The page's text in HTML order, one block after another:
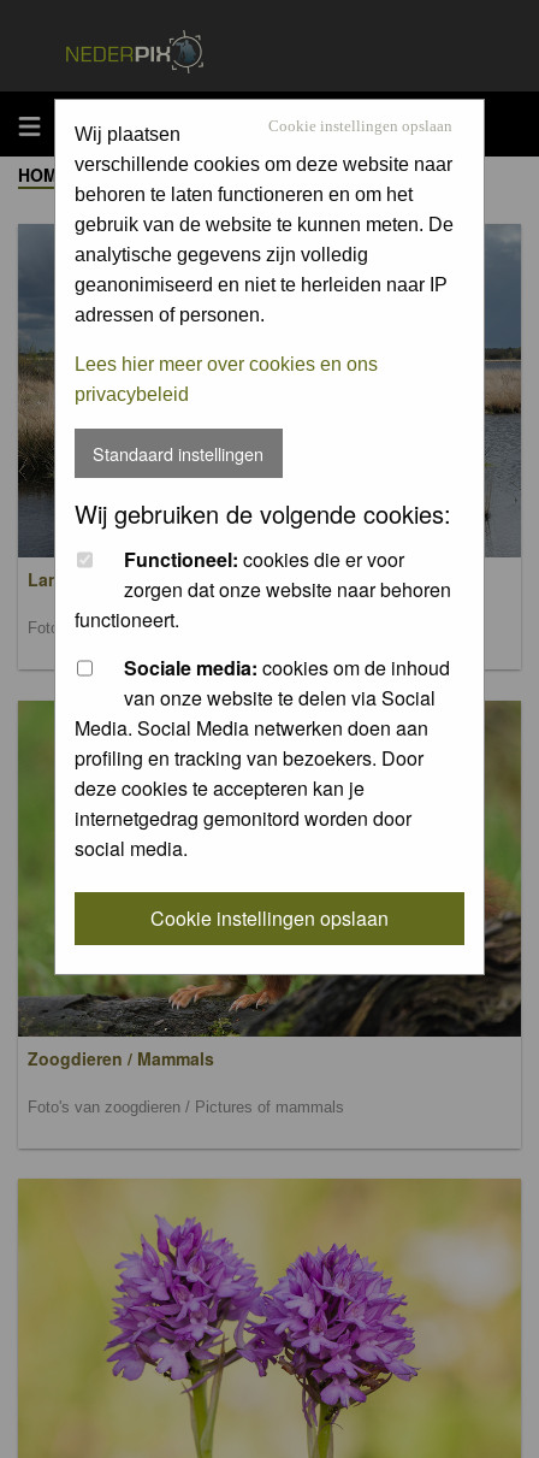
MENU Cookie instellingen opslaan
Wij plaatsen
verschillende cookies om deze website naar
behoren te laten functioneren en om het
gebruik van de website te kunnen meten. De
analytische gegevens zijn volledig
geanonimiseerd en niet te herleiden naar IP
adressen of personen.
Lees hier meer over cookies en ons
privacybeleid
Standaard instellingen
Wij gebruiken de volgende cookies:
Functioneel: cookies die er voor
zorgen dat onze website naar behoren
functioneert.
Sociale media: cookies om de inhoud
van onze website te delen via Social
Media. Social Media netwerken doen aan
profiling en tracking van bezoekers. Door
deze cookies te accepteren kan je
internetgedrag gemonitord worden door
social media.
Cookie instellingen opslaan
HOME ->ALBUM
Landschappen / Landscapes
Foto's van landschappen / Pictures of landscapes
Zoogdieren / Mammals
Foto's van zoogdieren / Pictures of mammals